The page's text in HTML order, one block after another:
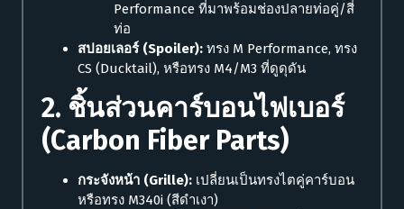
Performance ที่มาพร้อมช่องปลายท่อคู่/สี่
ท่อ
สปอยเลอร์ (Spoiler): ทรง M Performance, ทรง
CS (Ducktail), หรือทรง M4/M3 ที่ดูดุดัน
2. ชิ้นส่วนคาร์บอนไฟเบอร์
(Carbon Fiber Parts)
กระจังหน้า (Grille): เปลี่ยนเป็นทรงไตคู่คาร์บอน
หรือทรง M340i (สีดำเงา)